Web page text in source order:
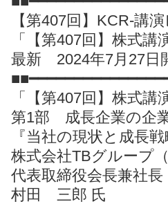
【第407回】KCR-講
「【第407回】株式
最新 2024年7月27日
「【第407回】株式
第1部 成長企業の企
『当社の現状と成長
株式会社TBグループ
代表取締役会長兼社長
村田 三郎 氏